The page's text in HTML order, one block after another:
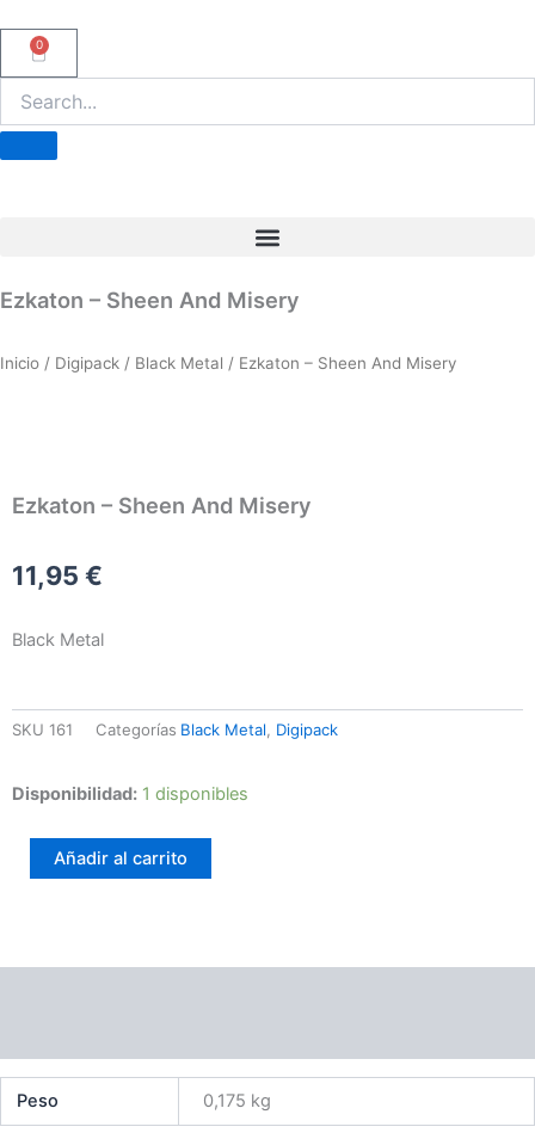
0
Carrito
Ezkaton – Sheen And Misery
Inicio / Digipack / Black Metal / Ezkaton – Sheen And Misery
Ezkaton – Sheen And Misery
11,95 €
Black Metal
SKU 161 Categorías Black Metal, Digipack
Disponibilidad: 1 disponibles
Ezkaton
Sheen
Misery
Añadir al carrito
Peso 0,175 kg